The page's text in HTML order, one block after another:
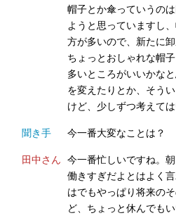
帽子とか傘っていうの
ようと思っていますし
方が多いので、新たに
ちょっとおしゃれな帽
多いところがいいかな
を変えたりとか、そう
けど、少しずつ考えては
聞き手
今一番大変なことは？
田中さん 今一番忙しいですね。
働きすぎだよとはよく
はでもやっぱり将来の
ど、ちょっと休んでも